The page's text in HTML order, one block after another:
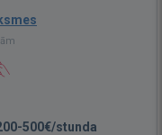
500€/stunda